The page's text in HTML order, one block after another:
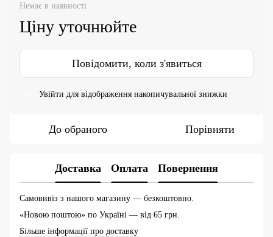
Немає в наявності
Ціну уточнюйте
Повідомити, коли з'явиться
Увійти для відображення накопичувальної знижки
До обраного Порівняти
Доставка Оплата Повернення
Самовивіз з нашого магазину — безкоштовно.
«Новою поштою» по Україні — від 65 грн.
Більше інформації про доставку